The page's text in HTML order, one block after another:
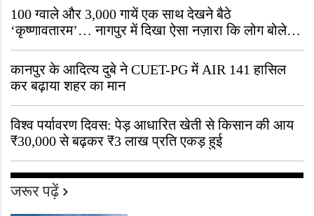
100 ग्वाले और 3,000 गायें एक साथ देखने बैठे
‘कृष्णावतारम’… नागपुर में दिखा ऐसा नज़ारा कि लोग बोले,
“ऐसा तो सिर्फ़ कृष्ण ही कर सकते हैं”
कानपुर के आदित्य दुबे ने CUET-PG में AIR 141 हासिल
कर बढ़ाया शहर का मान
विश्व पर्यावरण दिवस: पेड़ आधारित खेती से किसान की आय
₹30,000 से बढ़कर ₹3 लाख प्रति एकड़ हुई
जरूर पढ़ें